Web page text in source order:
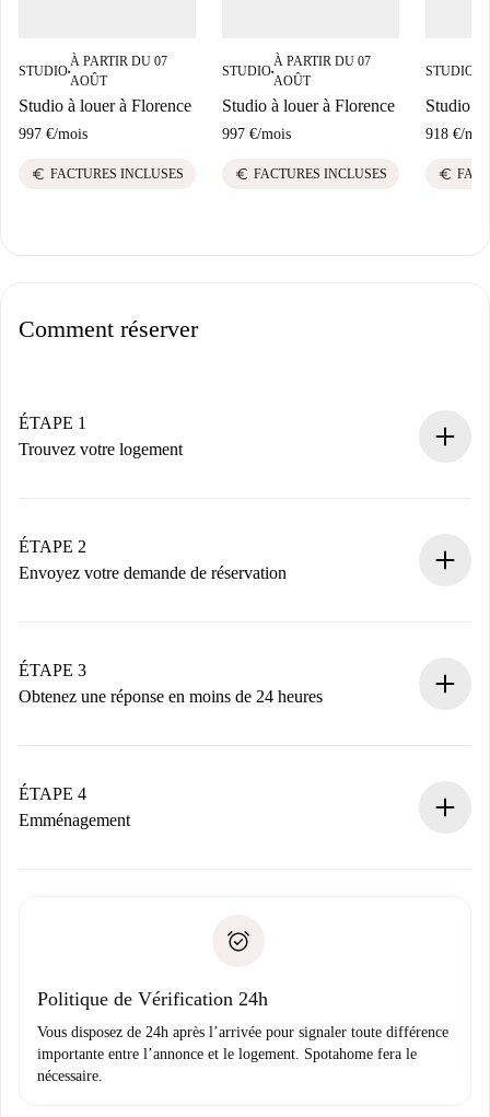
STUDIO■
À PARTIR DU 07
AOÛT
Studio à louer à Florence
997 €/mois
euro FACTURES INCLUSES
STUDIO■
À PARTIR DU 07
AOÛT
Studio à louer à Florence
997 €/mois
euro FACTURES INCLUSES
STUDIO
Studio à
918 €/
euro
Comment réserver
ÉTAPE 1
Trouvez votre logement
Vous disposez à l’avance de toutes les informations
nécessaires.
ÉTAPE 2
Envoyez votre demande de réservation
Nous ne vous facturerons rien tant que le propriétaire
n’aura pas accepté.
ÉTAPE 3
Obtenez une réponse en moins de 24 heures
contact avec le propriétaire.
Si refusé : aucun prélèvement et nous vous proposerons
Justificatif de solvabilité
ÉTAPE 4
Emménagement
uniquement si aucun problème n'est signalé.
Politique de Vérification 24h
Vous disposez de 24h après l’arrivée pour signaler toute différence
importante entre l’annonce et le logement. Spotahome fera le
nécessaire.